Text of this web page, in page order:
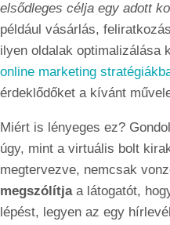
elsődleges célja egy adott
például vásárlás,
ilyen oldalak optimalizálása
online marketing
érdeklődőket a kívánt
Miért is lényeges ez?
úgy, mint a virtuális bolt
megtervezve, nemcsak
megszólítjaa látogatót,
lépést, legyen az egy